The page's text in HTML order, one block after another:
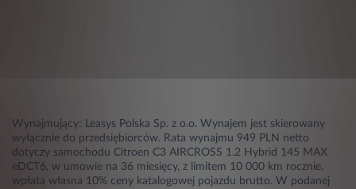
Wynajmujący: Leasys Polska Sp. z o.o. Wynajem jest skierowany
wyłącznie do przedsiębiorców. Rata wynajmu 949 PLN netto
dotyczy samochodu Citroen C3 AIRCROSS 1.2 Hybrid 145 MAX
eDCT6, w umowie na 36 miesięcy, z limitem 10 000 km rocznie,
wpłata własna 10% ceny katalogowej pojazdu brutto. W podanej